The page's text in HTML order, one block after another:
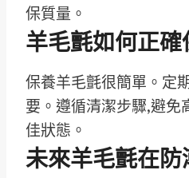
保質量。
羊毛氈如何正
保養羊毛氈很簡單。定
要。遵循清潔步驟,避免
佳狀態。
未來羊毛氈在